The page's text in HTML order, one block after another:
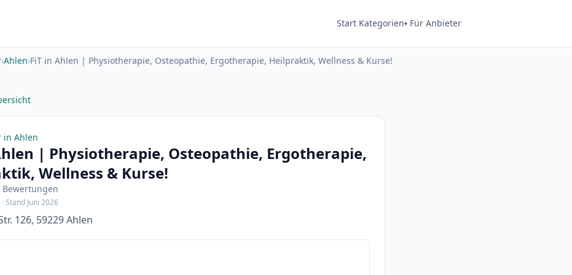
Start Kategorien Für Anbieter
›Ahlen›FiT in Ahlen | Physiotherapie, Osteopathie, Ergotherapie, Heilpraktik, Wellness & Kurse!
in Ahlen
| Physiotherapie, Osteopathie, Ergotherapie,
Wellness & Kurse!
Bewertungen
Stand Juni 2026
126, 59229 Ahlen